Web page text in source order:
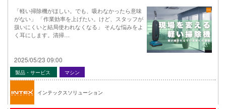
「軽い掃除機がほしい。でも、吸わなかったら意味
がない」 「作業効率を上げたい。けど、スタッフが
扱いにくいと結局使われなくなる」 そんな悩みをよ
く耳にします。清掃…
2025/05/23 09:00
製品・サービス マシン
インテックスソリューション